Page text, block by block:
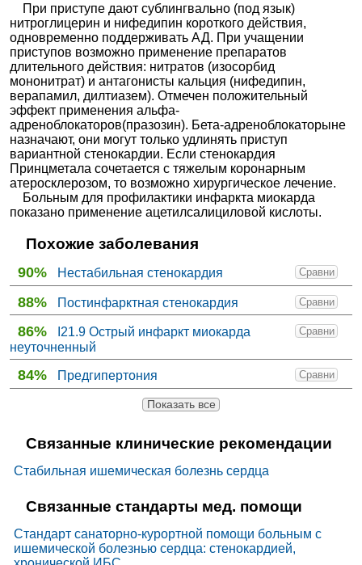
При приступе дают сублингвально (под язык)
нитроглицерин и нифедипин короткого действия,
одновременно поддерживать АД. При учащении
приступов возможно применение препаратов
длительного действия: нитратов (изосорбид
мононитрат) и антагонисты кальция (нифедипин,
верапамил, дилтиазем). Отмечен положительный
эффект применения альфа-
адреноблокаторов(празозин). Бета-адреноблокаторыне
назначают, они могут только удлинять приступ
вариантной стенокардии. Если стенокардия
Принцметала сочетается с тяжелым коронарным
атеросклерозом, то возможно хирургическое лечение.
Больным для профилактики инфаркта миокарда
показано применение ацетилсалициловой кислоты.
Похожие заболевания
90% Сравни
Нестабильная стенокардия
88% Сравни
Постинфарктная стенокардия
86% Сравни
I21.9 Острый инфаркт миокарда
неуточненный
84% Сравни
Предгипертония
Показать все
Связанные клинические рекомендации
Стабильная ишемическая болезнь сердца
Связанные стандарты мед. помощи
Стандарт санаторно-курортной помощи больным с
ишемической болезнью сердца: стенокардией,